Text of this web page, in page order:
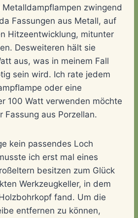
zwingend
Fassungen aus Metall, auf
Hitzeentwicklung, mitunter
Desweiteren hält sie
aus, was in meinem Fall
sein wird. Ich rate jedem
oder eine
100 Watt verwenden möchte
Fassung aus Porzellan.
kein passendes Loch
ich erst mal eines
besitzen zum Glück
Werkzeugkeller, in dem
fand. Um die
entfernen zu können,